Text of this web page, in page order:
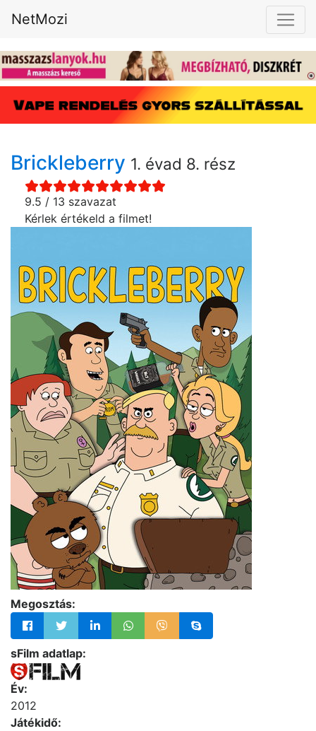
NetMozi
Brickleberry 1. évad 8. rész
9.5 / 13 szavazat
Kérlek értékeld a filmet!
Megosztás:
sFilm adatlap:
Év:
2012
Játékidő: